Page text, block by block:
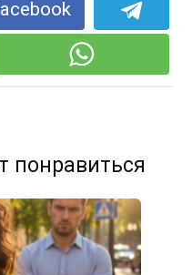
понравиться